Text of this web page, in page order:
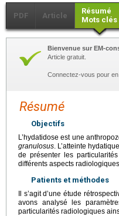
PDF Article
Résumé
Mots clés
Bienvenue sur EM-
Article gratuit.
Connectez-vous pour
Résumé
Objectifs
L’hydatidose est une
granulosus. L’atteinte
de présenter les
différents aspects
Patients et méthodes
Il s’agit d’une étude
avons analysé les
particularités radiologiques